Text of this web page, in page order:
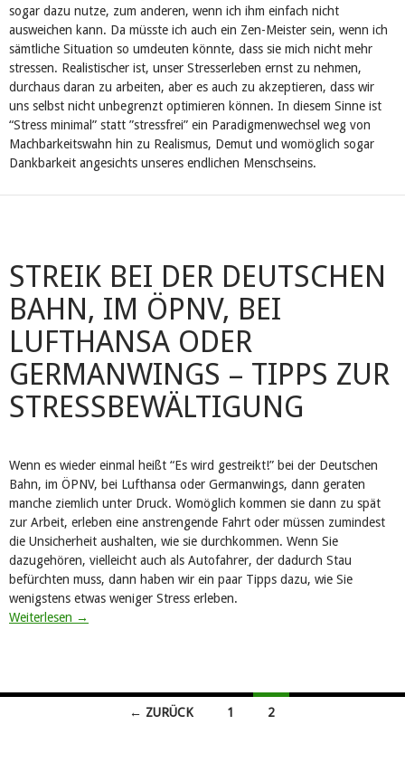
sogar dazu nutze, zum anderen, wenn ich ihm einfach nicht
ausweichen kann. Da müsste ich auch ein Zen-Meister sein, wenn ich
sämtliche Situation so umdeuten könnte, dass sie mich nicht mehr
stressen. Realistischer ist, unser Stresserleben ernst zu nehmen,
durchaus daran zu arbeiten, aber es auch zu akzeptieren, dass wir
uns selbst nicht unbegrenzt optimieren können. In diesem Sinne ist
“Stress minimal” statt ”stressfrei” ein Paradigmenwechsel weg von
Machbarkeitswahn hin zu Realismus, Demut und womöglich sogar
Dankbarkeit angesichts unseres endlichen Menschseins.
STREIK BEI DER DEUTSCHEN
BAHN, IM ÖPNV, BEI
LUFTHANSA ODER
GERMANWINGS – TIPPS ZUR
STRESSBEWÄLTIGUNG
Wenn es wieder einmal heißt “Es wird gestreikt!” bei der Deutschen
Bahn, im ÖPNV, bei Lufthansa oder Germanwings, dann geraten
manche ziemlich unter Druck. Womöglich kommen sie dann zu spät
zur Arbeit, erleben eine anstrengende Fahrt oder müssen zumindest
die Unsicherheit aushalten, wie sie durchkommen. Wenn Sie
dazugehören, vielleicht auch als Autofahrer, der dadurch Stau
befürchten muss, dann haben wir ein paar Tipps dazu, wie Sie
wenigstens etwas weniger Stress erleben.
Weiterlesen →
← ZURÜCK 1 2